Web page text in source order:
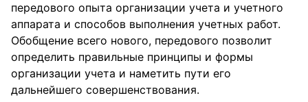
передового опыта организации учета и учетного
аппарата и способов выполнения учетных работ.
Обобщение всего нового, передового позволит
определить правильные принципы и формы
организации учета и наметить пути его
дальнейшего совершенствования.